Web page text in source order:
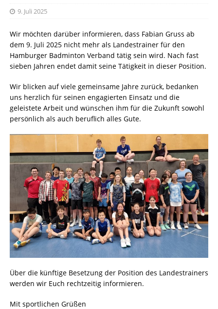
9. Juli 2025
Wir möchten darüber informieren, dass Fabian Gruss ab
dem 9. Juli 2025 nicht mehr als Landestrainer für den
Hamburger Badminton Verband tätig sein wird. Nach fast
sieben Jahren endet damit seine Tätigkeit in dieser Position.
Wir blicken auf viele gemeinsame Jahre zurück, bedanken
uns herzlich für seinen engagierten Einsatz und die
geleistete Arbeit und wünschen ihm für die Zukunft sowohl
persönlich als auch beruflich alles Gute.
Über die künftige Besetzung der Position des Landestrainers
werden wir Euch rechtzeitig informieren.
Mit sportlichen Grüßen